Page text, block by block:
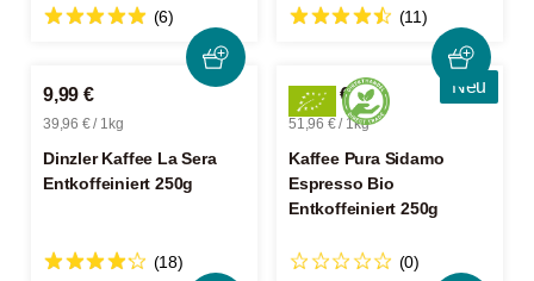
(6) (11)
9,99 €
39,96 € / 1kg
Dinzler Kaffee La Sera
Entkoffeiniert 250g
(18)
Neu
12,99 €
51,96 € / 1kg
Kaffee Pura Sidamo
Espresso Bio
Entkoffeiniert 250g
(0)